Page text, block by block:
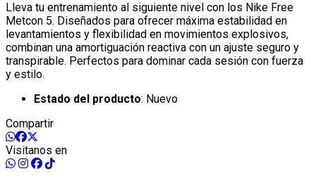
Lleva tu entrenamiento al siguiente nivel con los Nike Free
Metcon 5. Diseñados para ofrecer máxima estabilidad en
levantamientos y flexibilidad en movimientos explosivos,
combinan una amortiguación reactiva con un ajuste seguro y
transpirable. Perfectos para dominar cada sesión con fuerza
y estilo.
Estado del producto: Nuevo
Compartir
Visitanos en